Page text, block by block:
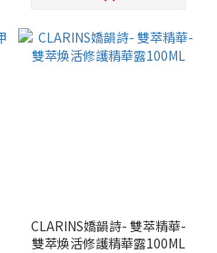
CLARINS嬌韻詩- 雙萃精華-
雙萃煥活修護精華露100ML